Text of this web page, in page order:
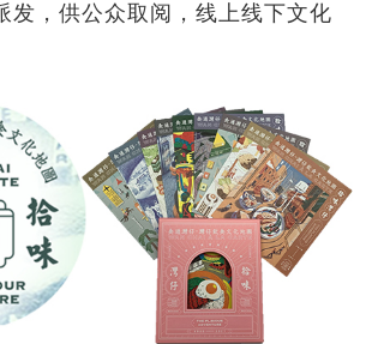
发，供公众取阅，线上线下文化